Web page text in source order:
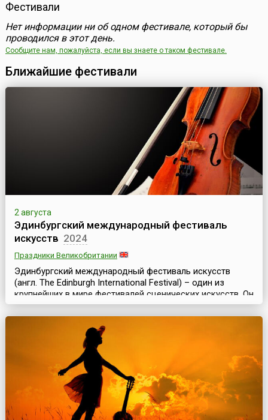
Фестивали
Нет информации ни об одном фестивале, который бы
проводился в этот день.
Сообщите нам, пожалуйста, если вы знаете о таком фестивале.
Ближайшие фестивали
2 августа
Эдинбургский международный фестиваль
искусств 2024
Праздники Великобритании
Эдинбургский международный фестиваль искусств
(англ. The Edinburgh International Festival) – один из
крупнейших в мире фестивалей сценических искусств. Он
проходит в столице Шотландии ежегодно в августе и
длится почти месяц. Эдинбургский фестиваль уникален
тем, что здесь одновременно представлены
театральное, оперное, танцевальное и музыкальное
искусства. Он включает в себя концерты классическ...